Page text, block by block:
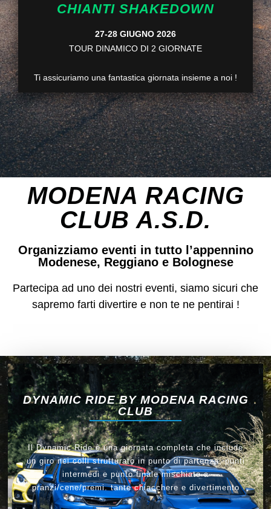
CHIANTI SHAKEDOWN
27-28 GIUGNO 2026
TOUR DINAMICO DI 2 GIORNATE
Ti assicuriamo una fantastica giornata insieme a noi !
MODENA RACING
CLUB A.S.D.
Organizziamo eventi in tutto l’appennino
Modenese, Reggiano e Bolognese
Partecipa ad uno dei nostri eventi, siamo sicuri che
sapremo farti divertire e non te ne pentirai !
DYNAMIC RIDE BY MODENA RACING
CLUB
Il Dynamic Ride è una giornata completa che include
un giro nei colli strutturato in punto di partenza, punti
intermedi e punto finale mischiato a
pranzi/cene/premi. tante chiacchere e divertimento